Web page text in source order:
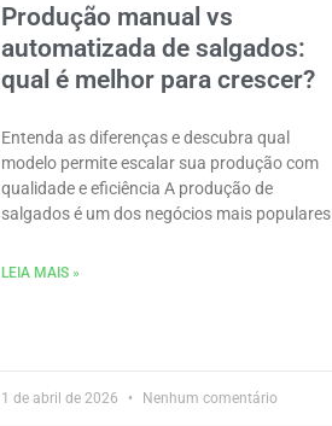
Produção manual vs
automatizada de salgados:
qual é melhor para crescer?
Entenda as diferenças e descubra qual
modelo permite escalar sua produção com
qualidade e eficiência A produção de
salgados é um dos negócios mais populares
LEIA MAIS »
1 de abril de 2026 Nenhum comentário